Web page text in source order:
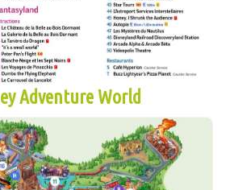
Adventure World